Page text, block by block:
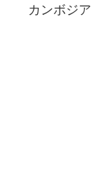
カンボジア